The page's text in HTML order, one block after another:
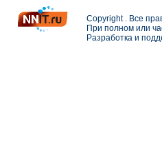
Copyright . Все
При полном или
Разработка и